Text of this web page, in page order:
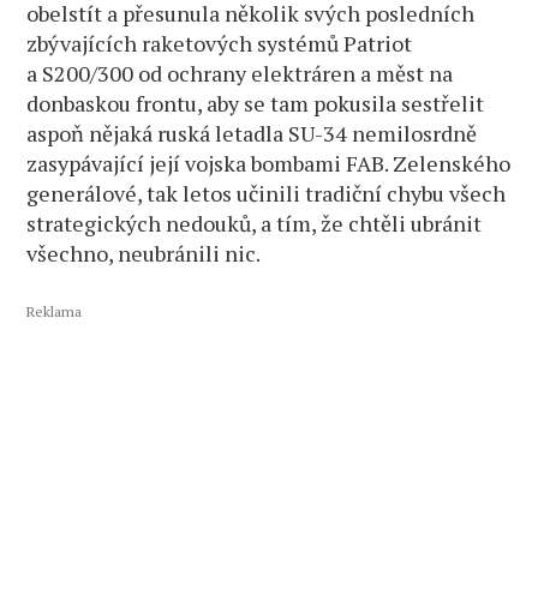
obelstít a přesunula několik svých posledních
zbývajících raketových systémů Patriot
a S200/300 od ochrany elektráren a měst na
donbaskou frontu, aby se tam pokusila sestřelit
aspoň nějaká ruská letadla SU-34 nemilosrdně
zasypávající její vojska bombami FAB. Zelenského
generálové, tak letos učinili tradiční chybu všech
strategických nedouků, a tím, že chtěli ubránit
všechno, neubránili nic.
Reklama